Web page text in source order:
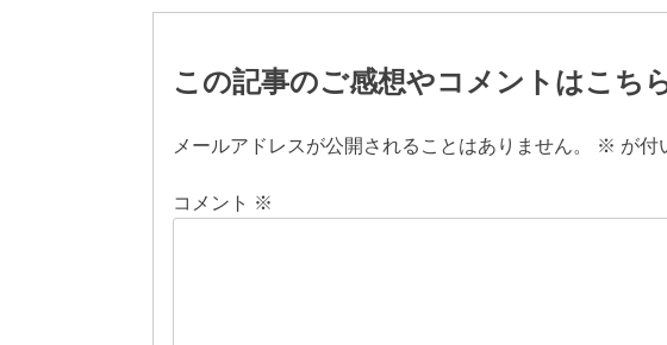
稿
ゲ
この記事のご感想やコメントはこち
メールアドレスが公開されることはありません。 ※ が付
コメント ※